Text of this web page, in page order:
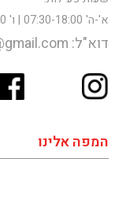
א'-ה' 07:30-18:00 | ו' 08:30-13:00
דוא"ל: topspeedisrael@gmail.com
המפה אלינו